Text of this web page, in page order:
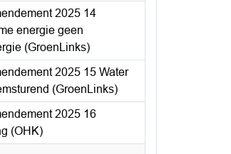
2025 14
energie geen
(GroenLinks)
2025 15 Water
(GroenLinks)
2025 16
(OHK)